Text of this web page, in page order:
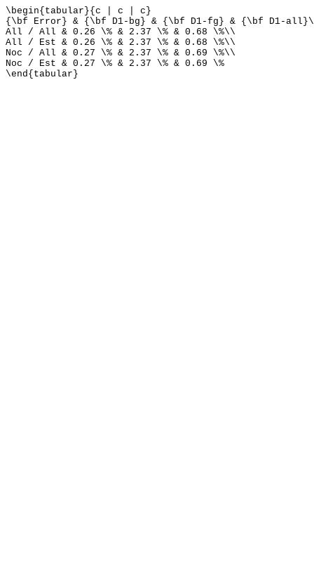
\begin{tabular}{c | c | c}
{\bf Error} & {\bf D1-bg} & {\bf D1-fg} & {\bf D1-
All / All & 0.26 \% & 2.37 \% & 0.68 \%\\
All / Est & 0.26 \% & 2.37 \% & 0.68 \%\\
Noc / All & 0.27 \% & 2.37 \% & 0.69 \%\\
Noc / Est & 0.27 \% & 2.37 \% & 0.69 \%
\end{tabular}